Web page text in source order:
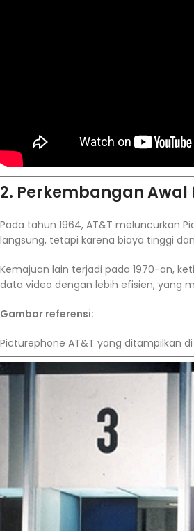
2. Perkembangan Awal
Pada tahun 1964, AT&T meluncurkan
langsung, tetapi karena biaya tinggi
Kemajuan lain terjadi pada 1970-an,
data video dengan lebih efisien, yang
Gambar referensi:
Picturephone AT&T yang ditampilkan di